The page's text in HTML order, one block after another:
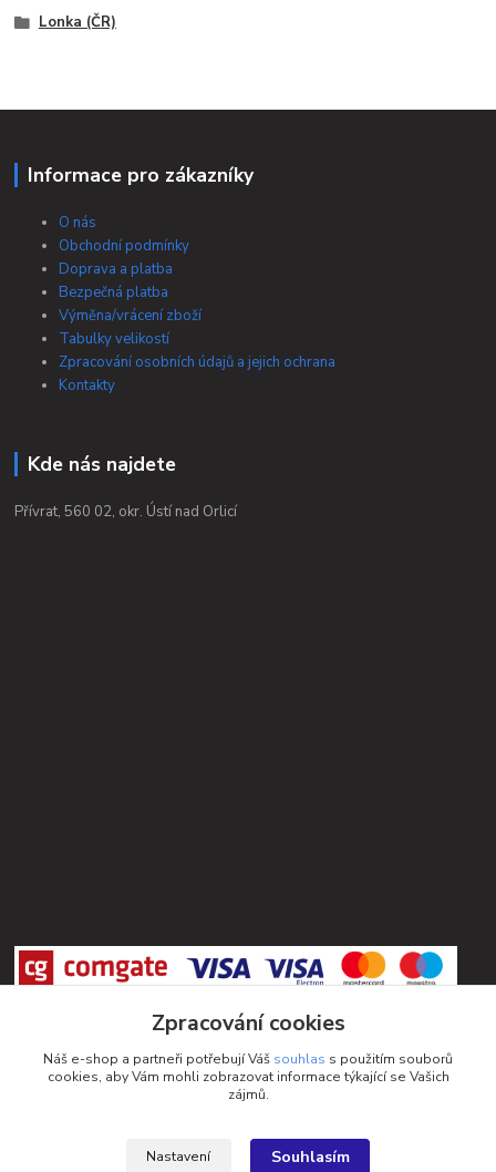
Lonka (ČR)
Informace pro zákazníky
O nás
Obchodní podmínky
Doprava a platba
Bezpečná platba
Výměna/vrácení zboží
Tabulky velikostí
Zpracování osobních údajů a jejich ochrana
Kontakty
Kde nás najdete
Přívrat, 560 02, okr. Ústí nad Orlicí
Zpracování cookies
Náš e-shop a partneři potřebují Váš souhlas s použitím souborů
cookies, aby Vám mohli zobrazovat informace týkající se Vašich
zájmů.
Nastavení Souhlasím